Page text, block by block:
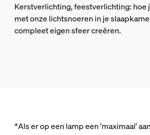
Kerstverlichting, feestverlichting: hoe
met onze lichtsnoeren in je
compleet eigen sfeer creëren.
*Als er op een lamp een 'maximaal'